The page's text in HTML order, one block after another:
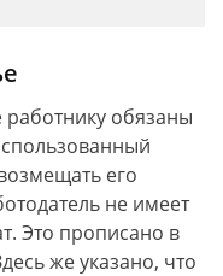
обязаны
его
не имеет
Это прописано в
же указано, что